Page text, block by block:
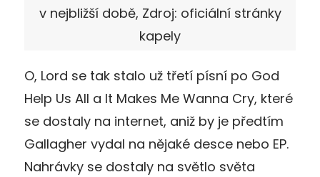
v nejbližší době, Zdroj: oficiální stránky
kapely
O, Lord se tak stalo už třetí písní po God
Help Us All a It Makes Me Wanna Cry, které
se dostaly na internet, aniž by je předtím
Gallagher vydal na nějaké desce nebo EP.
Nahrávky se dostaly na světlo světa